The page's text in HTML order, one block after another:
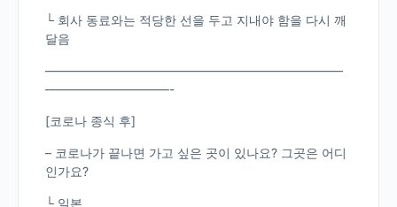
└ 회사 동료와는 적당한 선을 두고 지내야 함을 다시 깨
달음
————————————————————————
——————————-
[코로나 종식 후]
– 코로나가 끝나면 가고 싶은 곳이 있나요? 그곳은 어디
인가요?
└ 일본